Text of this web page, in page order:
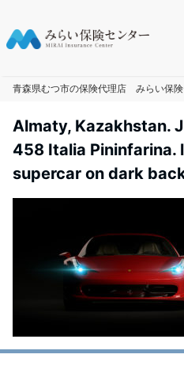
青森県むつ市の保険代理店 みらい保
Almaty, Kazakhstan.
458 Italia Pininfarina.
supercar on dark